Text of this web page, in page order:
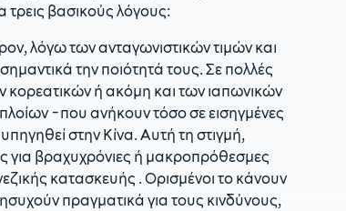
τρεις βασικούς λόγους:
λόγω των ανταγωνιστικών τιμών και
την ποιότητά τους. Σε πολλές
κορεατικών ή ακόμη και των ιαπωνικών
-που ανήκουν τόσο σε εισηγμένες
στην Κίνα. Αυτή τη στιγμή,
για βραχυχρόνιες ή μακροπρόθεσμες
κατασκευής . Ορισμένοι το κάνουν
πραγματικά για τους κινδύνους,